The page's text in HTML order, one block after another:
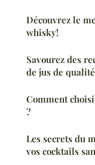
Découvrez le
whisky!
Savourez des
de jus de qualité
Comment
?
Les secrets du
vos cocktails